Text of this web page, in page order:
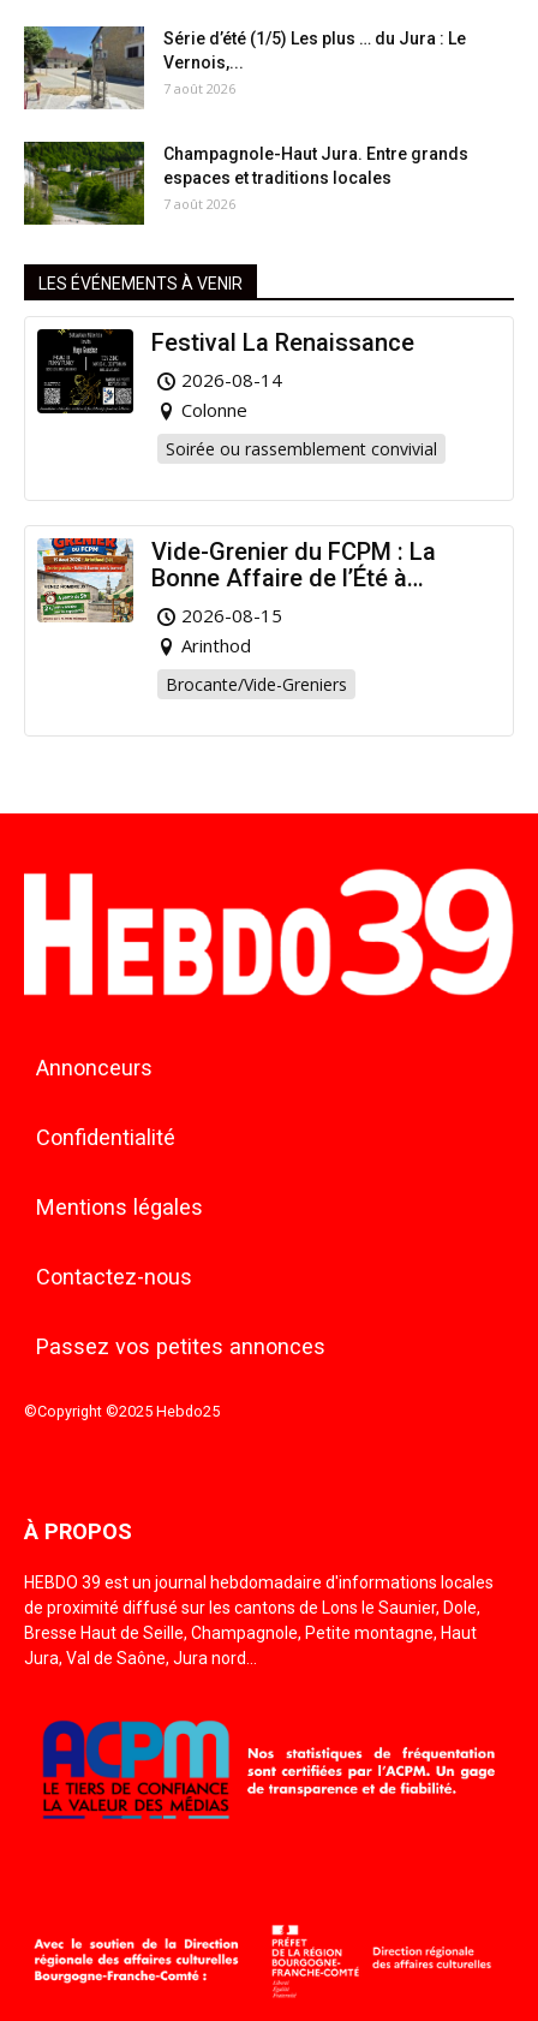
Série d’été (1/5) Les plus … du Jura : Le
Vernois,...
7 août 2026
Champagnole-Haut Jura. Entre grands
espaces et traditions locales
7 août 2026
LES ÉVÉNEMENTS À VENIR
Festival La Renaissance
2026-08-14
Colonne
Soirée ou rassemblement convivial
Vide-Grenier du FCPM : La
Bonne Affaire de l’Été à
Arinthod !
2026-08-15
Arinthod
Brocante/Vide-Greniers